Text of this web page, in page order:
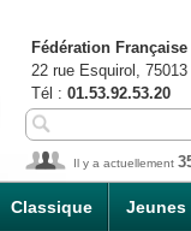
Classique Jeunes
Fédération
22 rue Esquirol,
Tél : 01.53.92.53.20
Il y a actuellement